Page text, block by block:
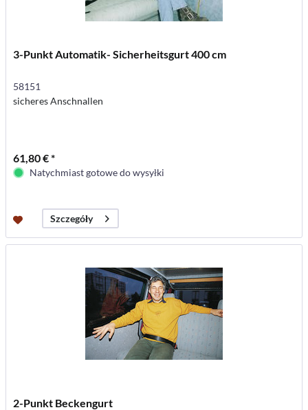
3-Punkt Automatik- Sicherheitsgurt 400 cm
58151
sicheres Anschnallen
61,80 € *
Natychmiast gotowe do wysyłki
Szczegóły
2-Punkt Beckengurt